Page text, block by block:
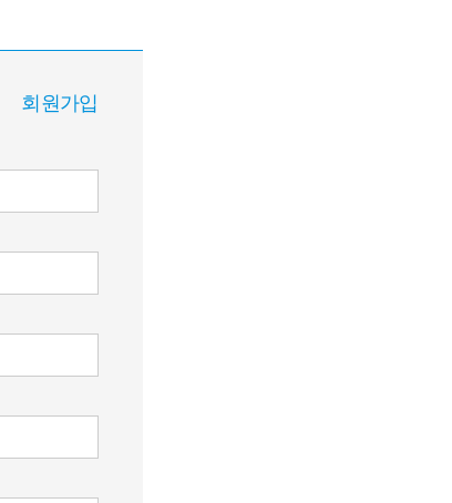
회원가입